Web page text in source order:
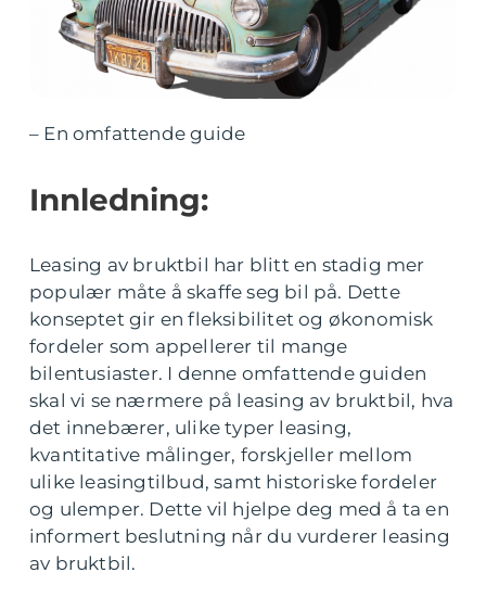
– En omfattende guide
Innledning:
Leasing av bruktbil har blitt en stadig mer
populær måte å skaffe seg bil på. Dette
konseptet gir en fleksibilitet og økonomisk
fordeler som appellerer til mange
bilentusiaster. I denne omfattende guiden
skal vi se nærmere på leasing av bruktbil, hva
det innebærer, ulike typer leasing,
kvantitative målinger, forskjeller mellom
ulike leasingtilbud, samt historiske fordeler
og ulemper. Dette vil hjelpe deg med å ta en
informert beslutning når du vurderer leasing
av bruktbil.